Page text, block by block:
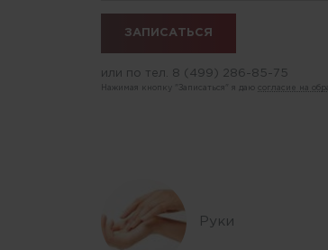
или по тел. 8 (499) 286-85-75
Нажимая кнопку "Записаться" я даю согласие на
Руки